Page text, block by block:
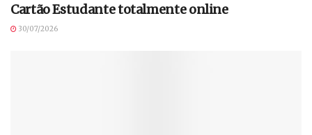
Cartão Estudante totalmente online
30/07/2026